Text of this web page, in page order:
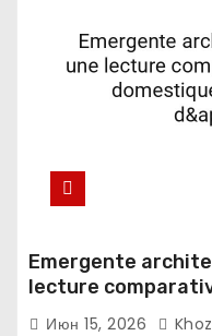
Emergente
lecture
domestiques et
Июн 15, 2026